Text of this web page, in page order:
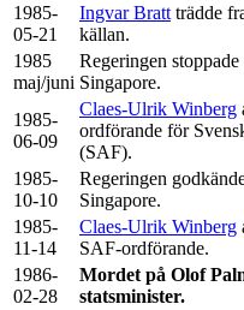
1985-
05-21
Ingvar Bratt trädde
källan.
1985
maj/juni
Regeringen
Singapore.
1985-
06-09
Claes-Ulrik Winberg
ordförande för
(SAF).
1985-
10-10
Regeringen
Singapore.
1985-
11-14
Claes-Ulrik Winberg
SAF-ordförande.
1986-
02-28
Mordet på Olof
statsminister.